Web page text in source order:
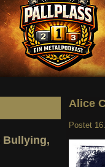
Bullying,
Alice
Postet